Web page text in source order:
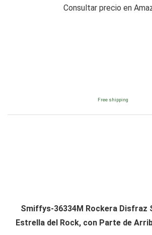
Consultar precio en
Free shipping
Smiffys-36334M Rockera Disfraz
Estrella del Rock, con Parte de